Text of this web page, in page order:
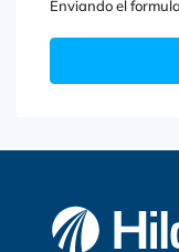
Enviando el